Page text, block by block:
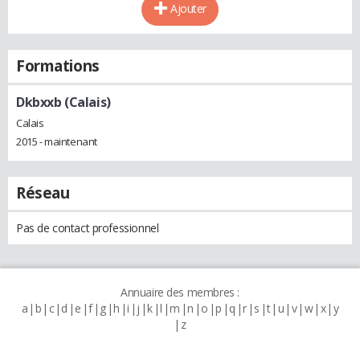
Ajouter
Formations
Dkbxxb (Calais)
Calais
2015 - maintenant
Réseau
Pas de contact professionnel
Annuaire des membres :
a b c d e f g h i j k l m n o p q r s t u v w x y
z